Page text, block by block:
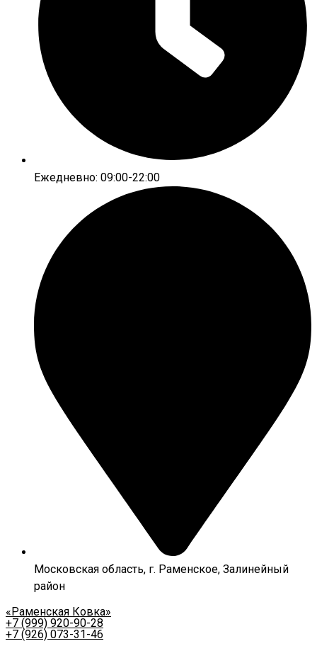
Ежедневно: 09:00-22:00
Московская область, г. Раменское, Залинейный
район
«Раменская Ковка»
+7 (999) 920-90-28
+7 (926) 073-31-46